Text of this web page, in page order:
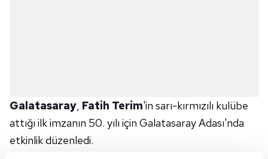
Galatasaray, Fatih Terim'in sarı-kırmızılı kulübe
attığı ilk imzanın 50. yılı için Galatasaray Adası'nda
etkinlik düzenledi.